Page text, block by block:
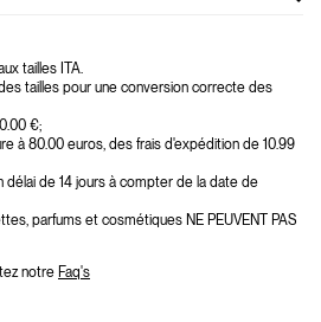
tailles ITA.
tailles pour une conversion correcte des
€;
à 80.00 euros, des frais d'expédition de 10.99
délai de 14 jours à compter de la date de
parfums et cosmétiques NE PEUVENT PAS
notre Faq's